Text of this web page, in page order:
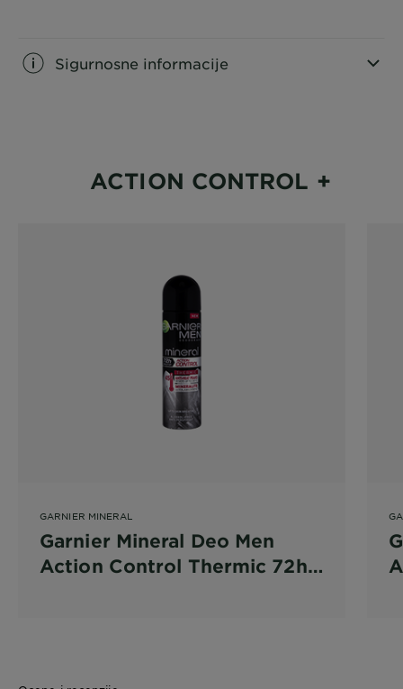
Sigurnosne informacije
ACTION CONTROL +
GARNIER MINERAL
Garnier Mineral Deo Men
Action Control Thermic 72h